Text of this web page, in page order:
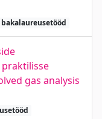
bakalaureusetööd
gas analysis